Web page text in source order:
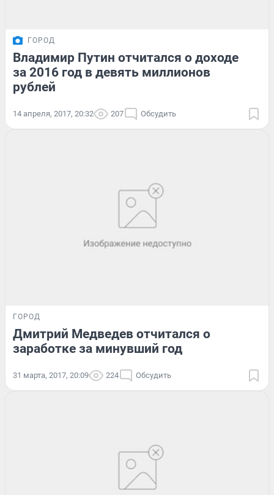
ГОРОД
Владимир Путин отчитался о доходе
за 2016 год в девять миллионов
рублей
14 апреля, 2017, 20:32 207 Обсудить
ГОРОД
Дмитрий Медведев отчитался о
заработке за минувший год
31 марта, 2017, 20:09 224 Обсудить